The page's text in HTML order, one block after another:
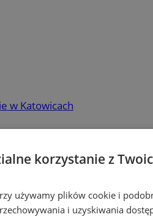
w Katowicach
w Katowicach
korzystanie z
używamy plików cookie i
i uzyskiwania